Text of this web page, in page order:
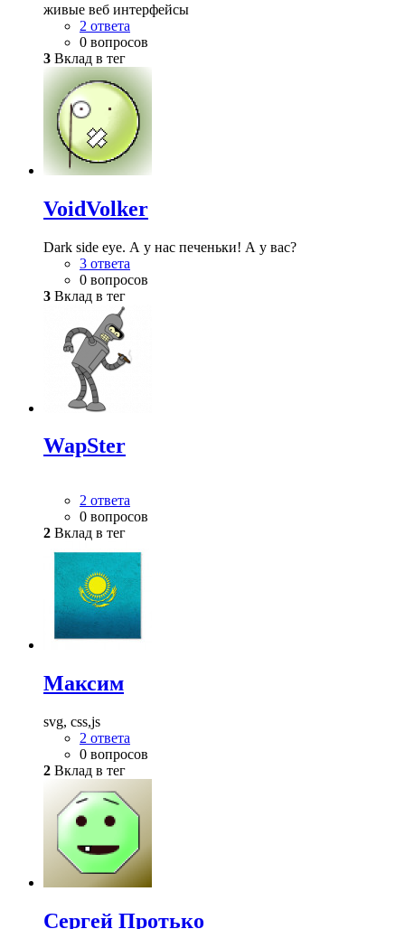
живые веб интерфейсы
2 ответа
0 вопросов
3 Вклад в тег
VoidVolker
Dark side eye. А у нас печеньки! А у вас?
3 ответа
0 вопросов
3 Вклад в тег
WapSter
2 ответа
0 вопросов
2 Вклад в тег
Максим
svg, css,js
2 ответа
0 вопросов
2 Вклад в тег
Сергей Протько